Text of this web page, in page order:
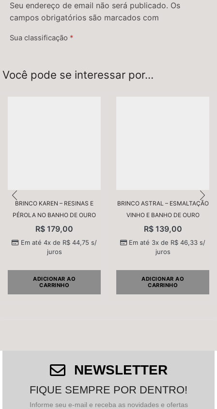
Seu endereço de email não será publicado. Os
campos obrigatórios são marcados com
Sua classificação *
Nome
*
vez que eu comentar.
Você pode se interessar por…
BRINCO KAREN – RESINAS E
PÉROLA NO BANHO DE OURO
R$ 179,00
Em até 4x de R$44,75 s/
juros
ADICIONAR AO
CARRINHO
BRINCO ASTRAL – ESMALTAÇÃO
VINHO E BANHO DE OURO
R$139,00
Em até 3x de R$ 46,33 s/
juros
ADICIONAR AO
CARRINHO
NEWSLETTER
FIQUE SEMPRE POR DENTRO!
Informe seu e-mail e receba as novidades e ofertas